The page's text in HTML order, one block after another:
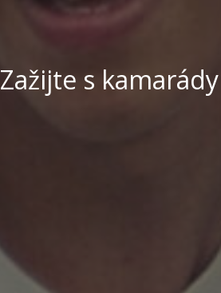
Zažijte s